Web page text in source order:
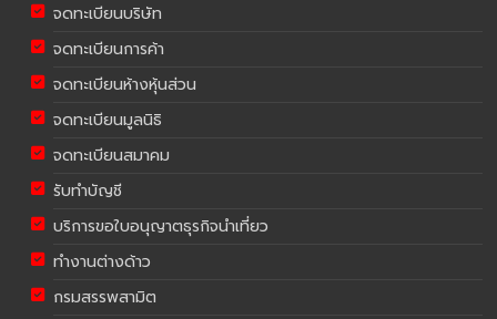
จดทะเบียนบริษัท
จดทะเบียนการค้า
จดทะเบียนห้างหุ้นส่วน
จดทะเบียนมูลนิธิ
จดทะเบียนสมาคม
รับทำบัญชี
บริการขอใบอนุญาตธุรกิจนำเที่ยว
ทำงานต่างด้าว
กรมสรรพสามิต